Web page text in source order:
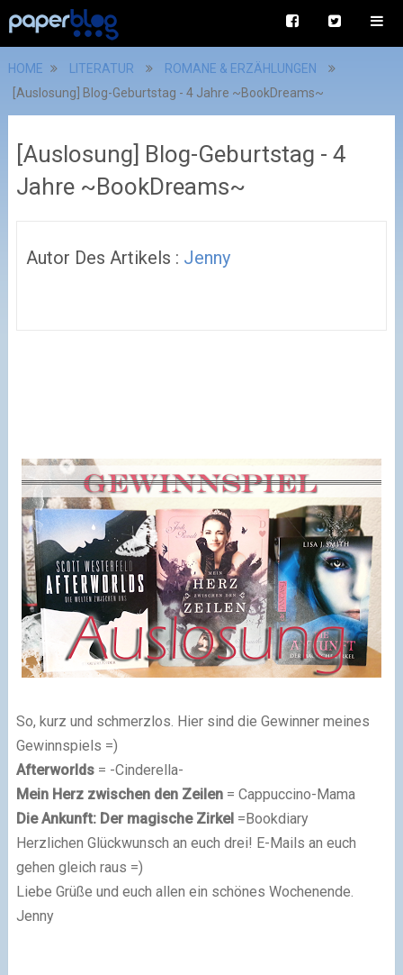
HOME LITERATUR
ROMANE & ERZÄHLUNGEN
[Auslosung] Blog-Geburtstag - 4 Jahre ~BookDreams~
[Auslosung] Blog-Geburtstag - 4
Jahre ~BookDreams~
Autor Des Artikels : Jenny
So, kurz und schmerzlos. Hier sind die Gewinner meines
Gewinnspiels =)
Afterworlds = -Cinderella-
Mein Herz zwischen den Zeilen= Cappuccino-Mama
Die Ankunft: Der magische Zirkel =Bookdiary
Herzlichen Glückwunsch an euch drei! E-Mails an euch
gehen gleich raus =)
Liebe Grüße und euch allen ein schönes Wochenende.
Jenny